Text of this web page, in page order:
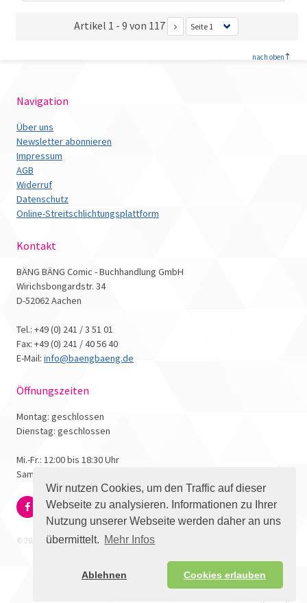
Wir nutzen Cookies, um den Traffic auf dieser
Webseite zu analysieren. Informationen zu Ihrer
Nutzung unserer Webseite werden daher an uns
übermittelt. Mehr Infos
Ablehnen Cookies erlauben
Artikel 1 - 9 von 117
nach oben
Navigation
Über uns
Newsletter abonnieren
Impressum
AGB
Widerruf
Datenschutz
Online-Streitschlichtungsplattform
Kontakt
BÄNG BÄNG Comic - Buchhandlung GmbH
Wirichsbongardstr. 34
D-52062 Aachen
Tel.: +49 (0) 241 / 3 51 01
Fax: +49 (0) 241 / 40 56 40
E-Mail: info@baengbaeng.de
Öffnungszeiten
Montag: geschlossen
Dienstag: geschlossen
Mi.-Fr.: 12:00 bis 18:30 Uhr
Samstag: 10:00 bis 17:00 Uhr
© 2026 - Bäng Bäng Comicbuchhandlung